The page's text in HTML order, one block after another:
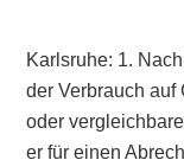
Karlsruhe: 1.
der Verbrauch
oder
er für einen